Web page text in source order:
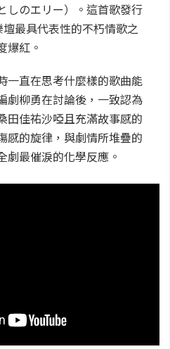
しのエリー）。這首歌發行
最具代表性的不朽情歌之
爆紅。
一直在思考什麼樣的歌曲能
劇柳勇在討論後，一致認為
田佳祐沙啞且充滿故事感的
感的旋律，與劇情所堆疊的
劇最催淚的化學反應。